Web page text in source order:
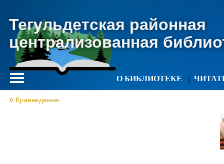
Тегульдетская районная
централизованная
О БИБЛИОТЕКЕ
Краеведение